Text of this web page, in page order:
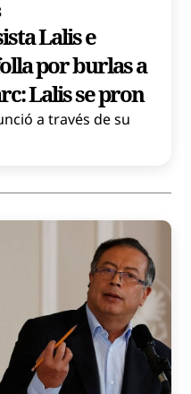
Lalis e
por burlas a
Lalis se pron
a través de su